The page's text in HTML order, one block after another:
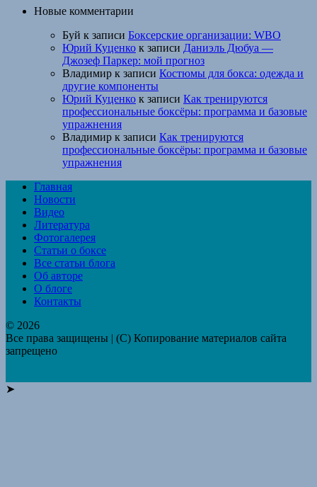
Новые комментарии
Буй к записи Боксерские организации: WBO
Юрий Куценко к записи Даниэль Дюбуа —
Джозеф Паркер: мой прогноз
Владимир к записи Костюмы для бокса: одежда и
другие компоненты
Юрий Куценко к записи Как тренируются
профессиональные боксёры: программа и базовые
упражнения
Владимир к записи Как тренируются
профессиональные боксёры: программа и базовые
упражнения
Главная
Новости
Видео
Литература
Фотогалерея
Статьи о боксе
Все статьи блога
Об авторе
О блоге
Контакты
© 2026
Все права защищены | (C) Копирование материалов сайта
запрещено
➤